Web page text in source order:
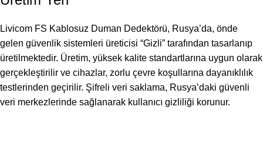
Livicom FS Kablosuz Duman Dedektörü, Rusya’da, önde
gelen güvenlik sistemleri üreticisi “Gizli” tarafından tasarlanıp
üretilmektedir. Üretim, yüksek kalite standartlarına uygun olarak
gerçekleştirilir ve cihazlar, zorlu çevre koşullarına dayanıklılık
testlerinden geçirilir. Şifreli veri saklama, Rusya’daki güvenli
veri merkezlerinde sağlanarak kullanıcı gizliliği korunur.